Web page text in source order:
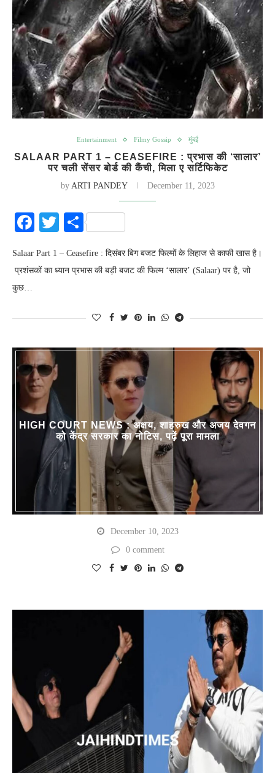
Entertainment Filmy Gossip मुंबई
SALAAR PART 1 – CEASEFIRE : प्रभास की ‘सालार’
पर चली सेंसर बोर्ड की कैंची, मिला ए सर्टिफिकेट
by ARTI PANDEY December 11, 2023
Facebook
Twitter
Share
Salaar Part 1 – Ceasefire : दिसंबर बिग बजट फिल्मों के लिहाज से काफी खास है।
प्रशंसकों का ध्यान प्रभास की बड़ी बजट की फिल्म ‘सालार’ (Salaar) पर है, जो
कुछ…
HIGH COURT NEWS : अक्षय, शाहरुख और अजय देवगन
को केंद्र सरकार का नोटिस, पढ़ें पूरा मामला
December 10, 2023
0 comment